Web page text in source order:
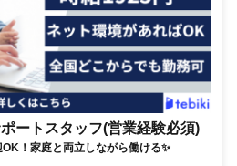
ートスタッフ(営業経験必須)
！家庭と両立しながら働ける✨